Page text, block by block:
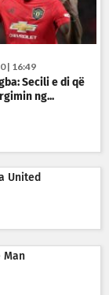
| 16:49
Secili e di që
ng...
United
Man